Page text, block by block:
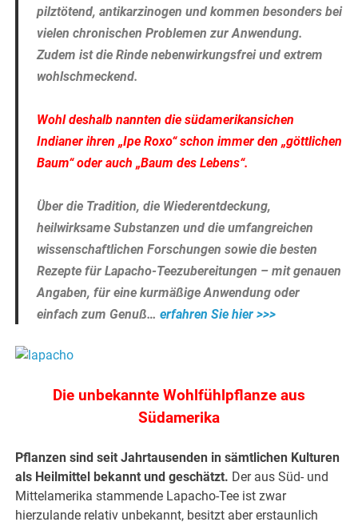
pilztötend, antikarzinogen und kommen besonders bei
vielen chronischen Problemen zur Anwendung.
Zudem ist die Rinde nebenwirkungsfrei und extrem
wohlschmeckend.
Wohl deshalb nannten die südamerikansichen
Indianer ihren „Ipe Roxo“ schon immer den „göttlichen
Baum“ oder auch „Baum des Lebens“.
Über die Tradition, die Wiederentdeckung,
heilwirksame Substanzen und die umfangreichen
wissenschaftlichen Forschungen sowie die besten
Rezepte für Lapacho-Teezubereitungen – mit genauen
Angaben, für eine kurmäßige Anwendung oder
einfach zum Genuß… erfahren Sie hier >>>
Die unbekannte Wohlfühlpflanze aus
Südamerika
Pflanzen sind seit Jahrtausenden in sämtlichen Kulturen
als Heilmittel bekannt und geschätzt. Der aus Süd- und
Mittelamerika stammende Lapacho-Tee ist zwar
hierzulande relativ unbekannt, besitzt aber erstaunlich